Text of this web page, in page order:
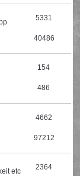
5331
40486
154
486
4662
97212
etc
2364